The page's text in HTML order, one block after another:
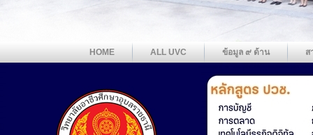
HOME ALL UVC ข้อมูล ๙ ด้าน ส